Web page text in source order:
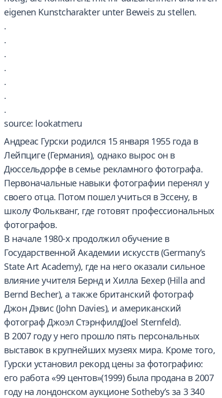
eigenen Kunstcharakter unter Beweis zu stellen.
.
.
.
.
.
.
.
source: lookatmeru
Андреас Гурски родился 15 января 1955 года в
Лейпциге (Германия), однако вырос он в
Дюссельдорфе в семье рекламного фотографа.
Первоначальные навыки фотографии перенял у
своего отца. Потом пошел учиться в Эссену, в
школу Фолькванг, где готовят профессиональных
фотографов.
В начале 1980-х продолжил обучение в
Государственной Академии искусств (Germany’s
State Art Academy), где на него оказали сильное
влияние учителя Бернд и Хилла Бехер (Hilla and
Bernd Becher), а также британский фотограф
Джон Дэвис (John Davies), и американский
фотограф Джоэл Стэрнфилд(Joel Sternfeld).
В 2007 году у него прошло пять персональных
выставок в крупнейших музеях мира. Кроме того,
Гурски установил рекорд цены за фотографию:
его работа «99 центов»(1999) была продана в 2007
году на лондонском аукционе Sotheby’s за 3 340